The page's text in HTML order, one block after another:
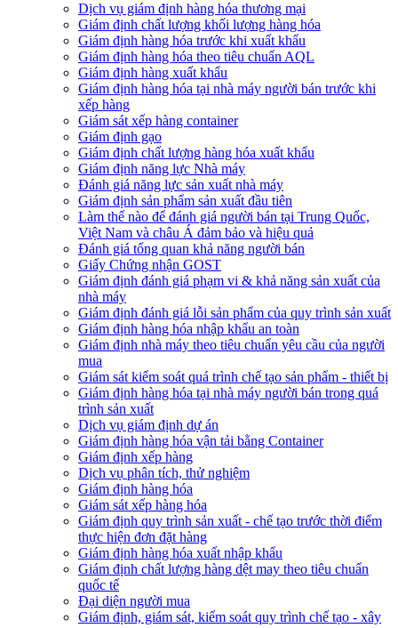
Dịch vụ giám định hàng hóa thương mại
Giám định chất lượng khối lượng hàng hóa
Giám định hàng hóa trước khi xuất khẩu
Giám định hàng hóa theo tiêu chuẩn AQL
Giám định hàng xuất khẩu
Giám định hàng hóa tại nhà máy người bán trước khi
xếp hàng
Giám sát xếp hàng container
Giám định gạo
Giám định chất lượng hàng hóa xuất khẩu
Giám định năng lực Nhà máy
Đánh giá năng lực sản xuất nhà máy
Giám định sản phẩm sản xuất đầu tiên
Làm thế nào để đánh giá người bán tại Trung Quốc,
Việt Nam và châu Á đảm bảo và hiệu quả
Đánh giá tổng quan khả năng người bán
Giấy Chứng nhận GOST
Giám định đánh giá phạm vi & khả năng sản xuất của
nhà máy
Giám định đánh giá lỗi sản phẩm của quy trình sản xuất
Giám định hàng hóa nhập khẩu an toàn
Giám định nhà máy theo tiêu chuẩn yêu cầu của người
mua
Giám sát kiểm soát quá trình chế tạo sản phẩm - thiết bị
Giám định hàng hóa tại nhà máy người bán trong quá
trình sản xuất
Dịch vụ giám định dự án
Giám định hàng hóa vận tải bằng Container
Giám định xếp hàng
Dịch vụ phân tích, thử nghiệm
Giám định hàng hóa
Giám sát xếp hàng hóa
Giám định quy trình sản xuất - chế tạo trước thời điểm
thực hiện đơn đặt hàng
Giám định hàng hóa xuất nhập khẩu
Giám định chất lượng hàng dệt may theo tiêu chuẩn
quốc tế
Đại diện người mua
Giám định, giám sát, kiểm soát quy trình chế tạo - xây